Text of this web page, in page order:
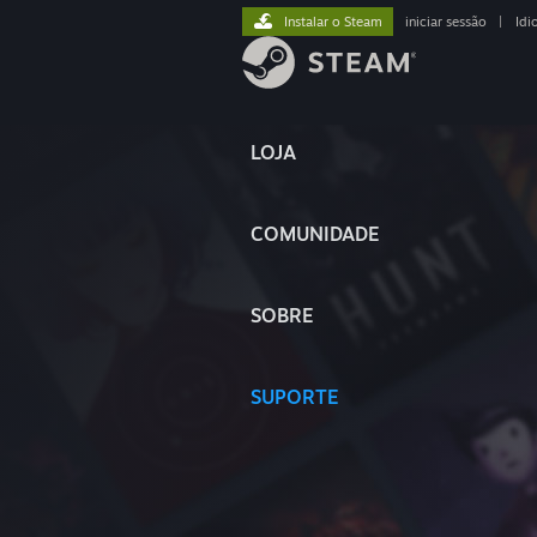
LOJA
COMUNIDADE
SOBRE
SUPORTE
Instalar o Steam iniciar sessão